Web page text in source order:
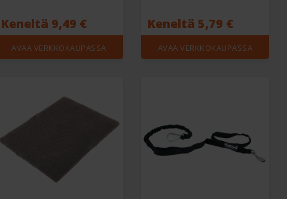
Keneltä 9,49 €
AVAA VERKKOKAUPASSA
Keneltä 5,79 €
AVAA VERKKOKAUPASSA